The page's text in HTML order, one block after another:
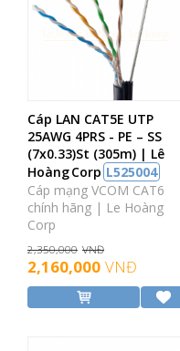
Cáp LAN CAT5E UTP
25AWG 4PRS - PE – SS
(7x0.33)St (305m) | Lê
Hoàng Corp L525004
Cáp mạng VCOM CAT6
chính hãng | Le Hoàng
Corp
2,350,000 VNĐ
2,160,000 VNĐ